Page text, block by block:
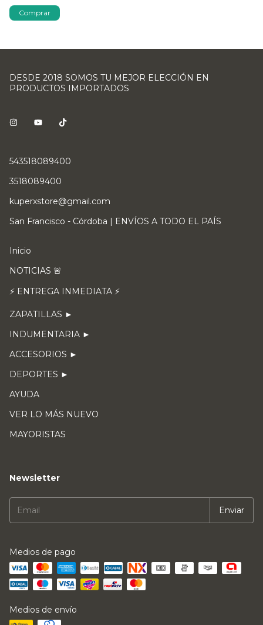
Comprar
DESDE 2018 SOMOS TU MEJOR ELECCIÓN EN
PRODUCTOS IMPORTADOS
543518089400
3518089400
kuperxstore@gmail.com
San Francisco - Córdoba | ENVÍOS A TODO EL PAÍS
Inicio
NOTICIAS 🚨
⚡ ENTREGA INMEDIATA ⚡
ZAPATILLAS ►
INDUMENTARIA ►
ACCESORIOS ►
DEPORTES ►
AYUDA
VER LO MÁS NUEVO
MAYORISTAS
Newsletter
Medios de pago
Medios de envío